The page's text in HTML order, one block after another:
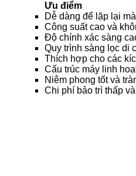
Ưu điểm
Dễ dàng để lặp lại
Công suất cao và
Độ chính xác sàng
Quy trình sàng lọc di
Thích hợp cho các
Cấu trúc máy linh
Niêm phong tốt và
Chi phí bảo trì thấp